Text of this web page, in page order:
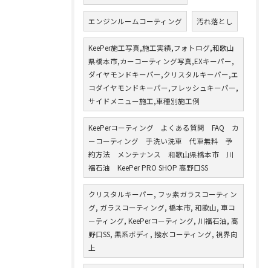
エンジンルームコーティング 汚れ落とし
KeePer施工写真,施工実績,フォトログ,和歌山
県橋本市,カーコーティング写真,EXキーパー,
ダイヤモンドキーパー,クリスタルキーパー,エ
コダイヤモンドキーパー,フレッシュキーパー,
サイドメニュー施工,車種別施工例
KeePerコーティング よくある質問 FAQ カ
ーコーティング 手洗い洗車 代車無料 予
約方法 メンテナンス 和歌山県橋本市 川
福石油 KeePer PRO SHOP 高野口SS
クリスタルキーパー, フッ素ガラスコーティン
グ, ガラスコーティング, 橋本市, 和歌山, 車コ
ーティング, KeePerコーティング, 川福石油, 高
野口SS, 黒系ボディ, 撥水コーティング, 視界向
上